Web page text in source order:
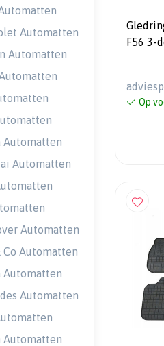
F56 3-
Op
Automatten
Automatten
Automatten
Automatten
Automatten
Co Automatten
Automatten
Automatten
Automatten